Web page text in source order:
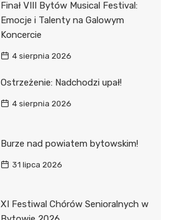
Finał VIII Bytów Musical Festival:
Emocje i Talenty na Galowym
Koncercie
4 sierpnia 2026
Ostrzeżenie: Nadchodzi upał!
4 sierpnia 2026
Burze nad powiatem bytowskim!
31 lipca 2026
XI Festiwal Chórów Senioralnych w